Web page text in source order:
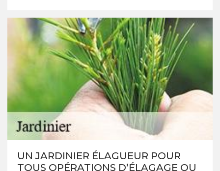
UN JARDINIER ÉLAGUEUR POUR
TOUS OPÉRATIONS D’ÉLAGAGE OU